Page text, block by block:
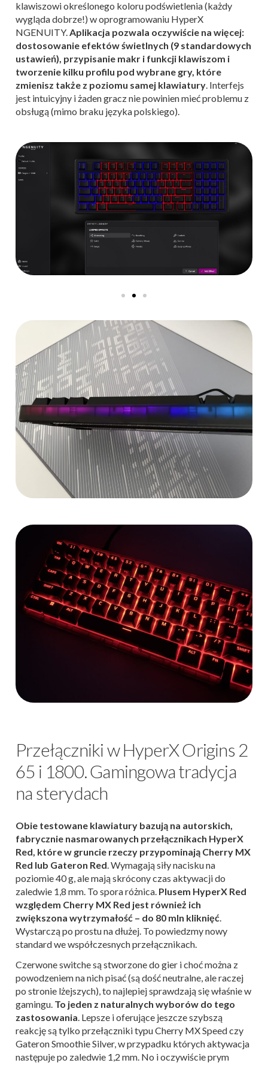
klawiszowi określonego koloru podświetlenia (każdy
wygląda dobrze!) w oprogramowaniu HyperX
NGENUITY.Aplikacja pozwala oczywiście na więcej:
dostosowanie efektów świetlnych (9 standardowych
ustawień), przypisanie makr i funkcji klawiszom i
tworzenie kilku profilu pod wybrane gry, które
zmienisz także z poziomu samej klawiatury. Interfejs
jest intuicyjny i żaden gracz nie powinien mieć problemu z
obsługą (mimo braku języka polskiego).
Przełączniki w HyperX Origins 2
65 i 1800. Gamingowa tradycja
na sterydach
Obie testowane klawiatury bazują na autorskich,
fabrycznie nasmarowanych przełącznikach HyperX
Red, które w gruncie rzeczy przypominają Cherry MX
Red lub Gateron Red . Wymagają siły nacisku na
poziomie 40 g, ale mają skrócony czas aktywacji do
zaledwie 1,8 mm. To spora różnica. Plusem HyperX Red
względem Cherry MX Red jest również ich
zwiększona wytrzymałość – do 80 mln kliknięć
Wystarczą po prostu na dłużej. To powiedzmy nowy
standard we współczesnych przełącznikach.
Czerwone switche są stworzone do gier i choć można z
powodzeniem na nich pisać (są dość neutralne, ale raczej
po stronie lżejszych), to najlepiej sprawdzają się właśnie w
gamingu. To jeden z naturalnych wyborów do tego
zastosowania . Lepsze i oferujące jeszcze szybszą
reakcję są tylko przełączniki typu Cherry MX Speed czy
Gateron Smoothie Silver, w przypadku których aktywacja
następuje po zaledwie 1,2 mm. No i oczywiście prym